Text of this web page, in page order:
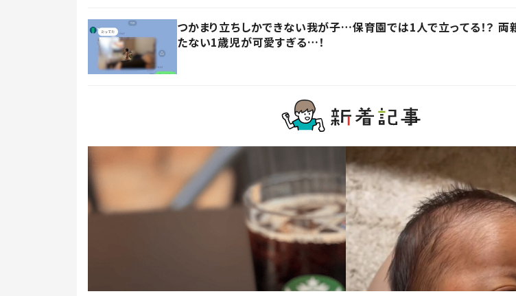
つかまり立ちしかできない我が子…保育園では1人で立ってる！？
たない1歳児が可愛すぎる…！